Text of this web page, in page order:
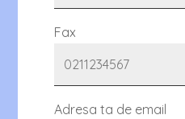
Fax
Adresa ta de email